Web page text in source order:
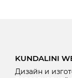
KUNDALINI
Дизайн и